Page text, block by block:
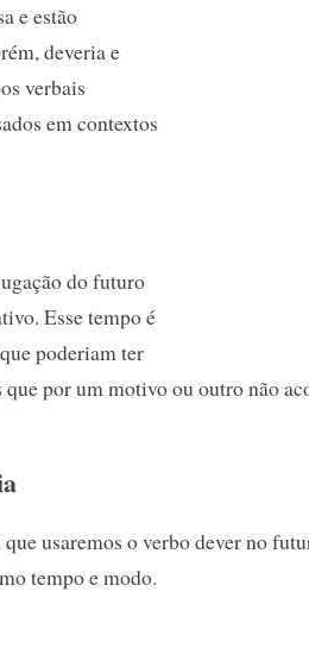
e estão
deveria e
verbais
em contextos
do futuro
Esse tempo é
poderiam ter
por um motivo ou outro não
usaremos o verbo dever no
tempo e modo.